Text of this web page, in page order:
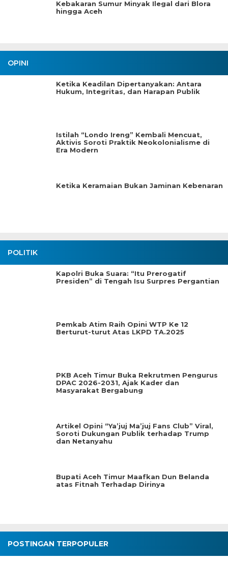
Kebakaran Sumur Minyak Ilegal dari Blora
hingga Aceh
OPINI
Ketika Keadilan Dipertanyakan: Antara
Hukum, Integritas, dan Harapan Publik
Istilah “Londo Ireng” Kembali Mencuat,
Aktivis Soroti Praktik Neokolonialisme di
Era Modern
Ketika Keramaian Bukan Jaminan Kebenaran
POLITIK
Kapolri Buka Suara: “Itu Prerogatif
Presiden” di Tengah Isu Surpres Pergantian
Pemkab Atim Raih Opini WTP Ke 12
Berturut-turut Atas LKPD TA.2025
PKB Aceh Timur Buka Rekrutmen Pengurus
DPAC 2026-2031, Ajak Kader dan
Masyarakat Bergabung
Artikel Opini “Ya’juj Ma’juj Fans Club” Viral,
Soroti Dukungan Publik terhadap Trump
dan Netanyahu
Bupati Aceh Timur Maafkan Dun Belanda
atas Fitnah Terhadap Dirinya
POSTINGAN TERPOPULER